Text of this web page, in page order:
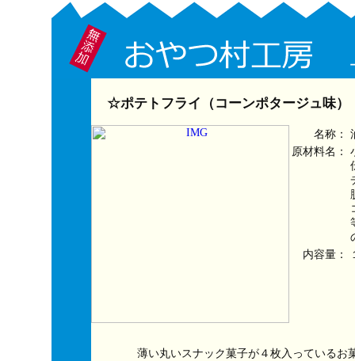
☆ポテトフライ（コーンポタージュ味
名称：
原材料名：
内容量：
薄い丸いスナック菓子が４枚入っているお